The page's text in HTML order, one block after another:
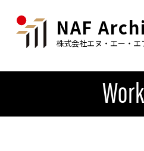
NAF
株式会社エヌ・エー・エ